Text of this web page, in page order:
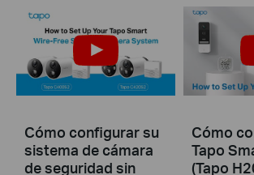
Cómo configurar su
sistema de cámara
de seguridad sin
Cómo
Tapo
(Tapo